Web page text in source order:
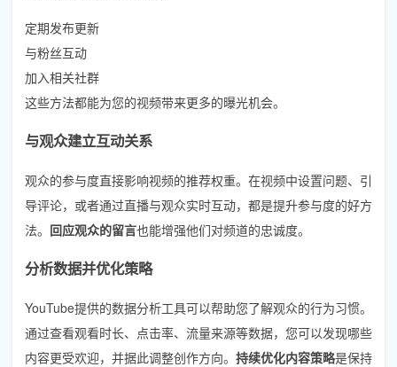
定期发布更新
与粉丝互动
加入相关社群
这些方法都能为您的视频带来更多的曝光机会。
与观众建立互动关系
观众的参与度直接影响视频的推荐权重。在视频中设置问题、引
导评论，或者通过直播与观众实时互动，都是提升参与度的好方
法。 回应观众的留言也能增强他们对频道的忠诚度。
分析数据并优化策略
YouTube提供的数据分析工具可以帮助您了解观众的行为习惯。
通过查看观看时长、点击率、流量来源等数据，您可以发现哪些
内容更受欢迎，并据此调整创作方向。 持续优化内容策略是保持